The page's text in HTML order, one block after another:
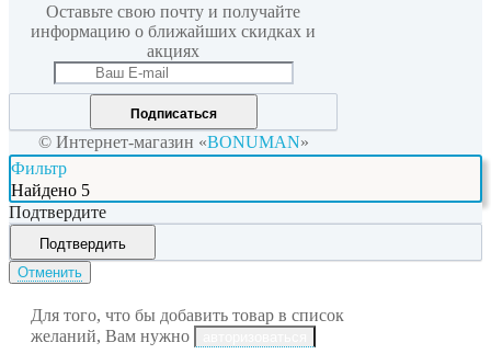
Оставьте свою почту и получайте
информацию о ближайших скидках и
акциях
Подписаться
© Интернет-магазин «BONUMAN»
Фильтр
Найдено 5
Подтвердите
Подтвердить
Отменить
Для того, что бы добавить товар в список
желаний, Вам нужно